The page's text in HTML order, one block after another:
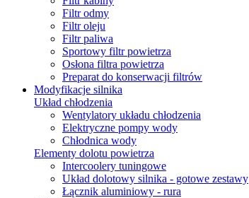
Filtr odmy
Filtr oleju
Filtr paliwa
Sportowy filtr powietrza
Osłona filtra powietrza
Preparat do konserwacji filtrów
Modyfikacje silnika
Układ chłodzenia
Wentylatory układu chłodzenia
Elektryczne pompy wody
Chłodnica wody
Elementy dolotu powietrza
Intercoolery tuningowe
Układ dolotowy silnika - gotowe zestawy
Łącznik aluminiowy - rura